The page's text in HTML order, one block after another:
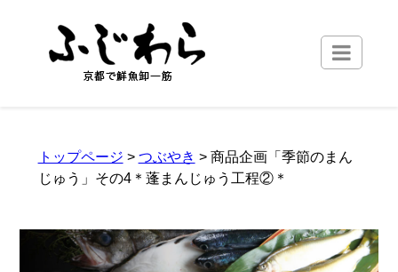
トップページ > つぶやき > 商品企画「季節のまん
じゅう」その4＊蓬まんじゅう工程②＊